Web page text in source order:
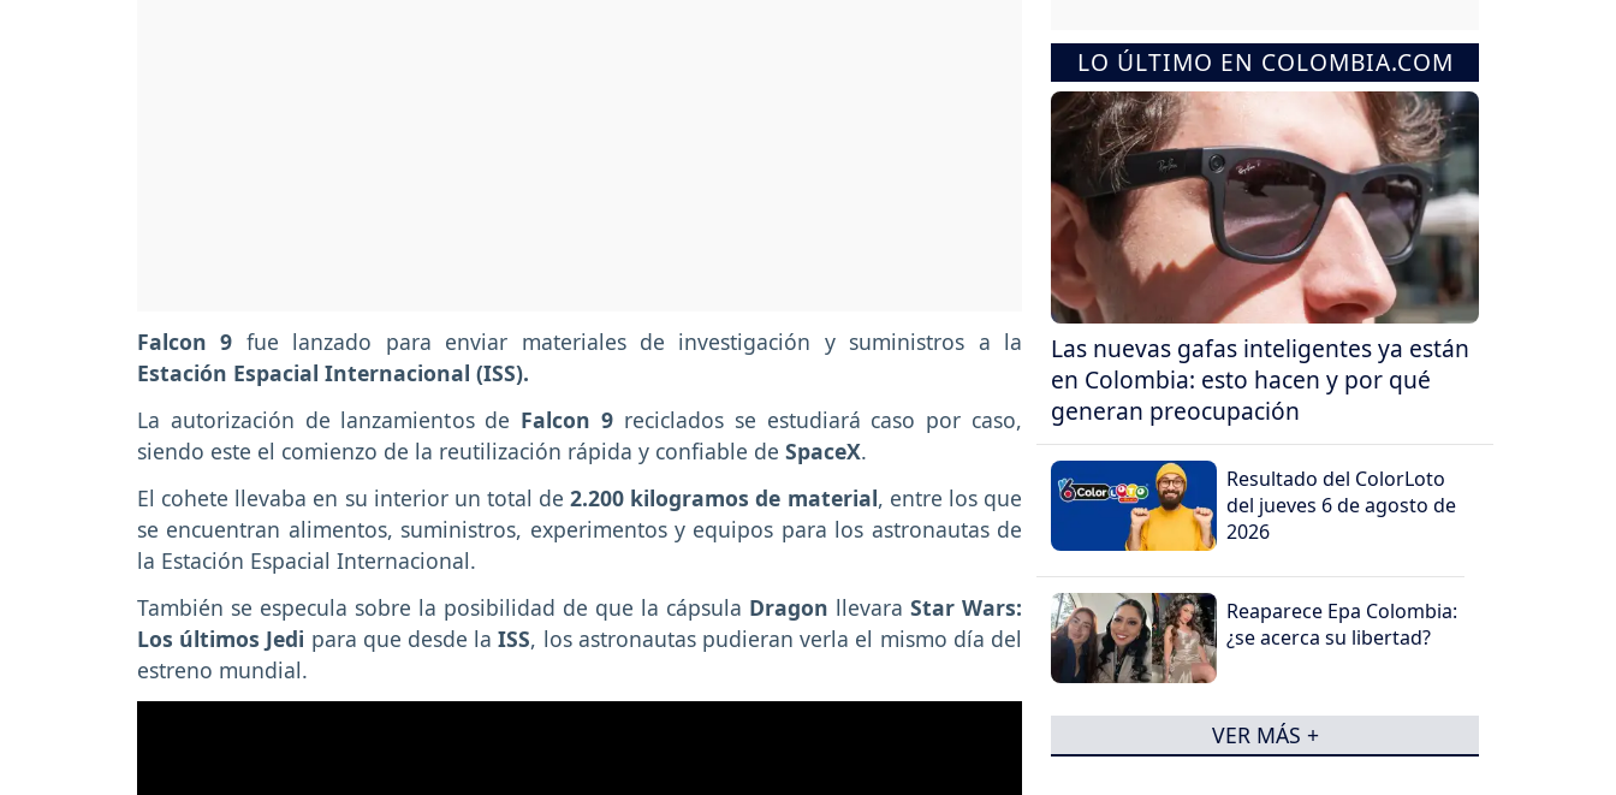
Falcon 9 fue lanzado para enviar materiales de investigación y suministros a la
Estación Espacial Internacional (ISS).
La autorización de lanzamientos de Falcon 9 reciclados se estudiará caso por caso,
siendo este el comienzo de la reutilización rápida y confiable de SpaceX.
El cohete llevaba en su interior un total de 2.200 kilogramos de material, entre los que
se encuentran alimentos, suministros, experimentos y equipos para los astronautas de
la Estación Espacial Internacional.
También se especula sobre la posibilidad de que la cápsula Dragon llevara Star Wars:
Los últimos Jedi para que desde laISS, los astronautas pudieran verla el mismo día del
estreno mundial.
LO ÚLTIMO EN COLOMBIA.COM
Las nuevas gafas inteligentes ya están
en Colombia: esto hacen y por qué
generan preocupación
Resultado del ColorLoto
del jueves 6 de agosto de
2026
Reaparece Epa Colombia:
¿se acerca su libertad?
VER MÁS +